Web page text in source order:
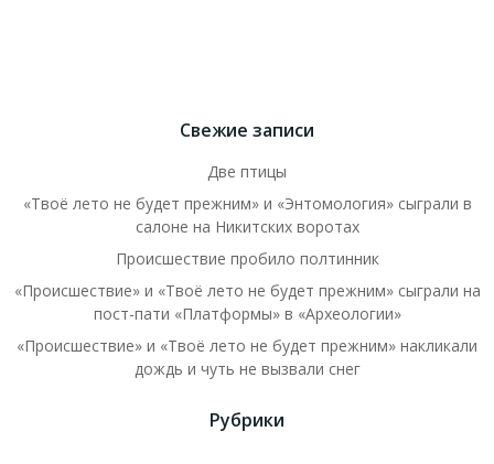
Свежие записи
Две птицы
«Твоё лето не будет прежним» и «Энтомология» сыграли в
салоне на Никитских воротах
Происшествие пробило полтинник
«Происшествие» и «Твоё лето не будет прежним» сыграли на
пост-пати «Платформы» в «Археологии»
«Происшествие» и «Твоё лето не будет прежним» накликали
дождь и чуть не вызвали снег
Рубрики